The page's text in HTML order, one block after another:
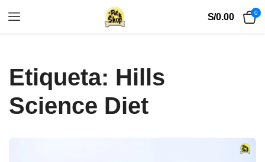
S/0.00 0
Etiqueta: Hills
Science Diet